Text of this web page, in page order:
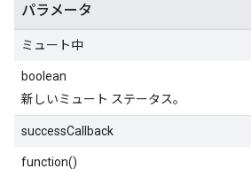
パラメータ
ミュート中
boolean
新しいミュート ステータス。
successCallback
function()